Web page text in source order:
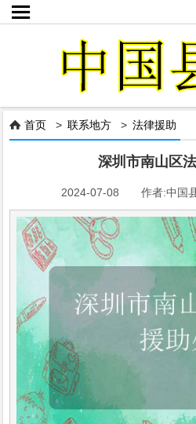

 首页 >联系地方 >法律援助
深圳市南山区
2024-07-08 作者:中国